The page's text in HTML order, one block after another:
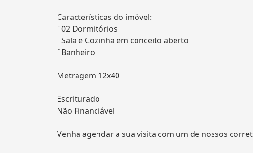
Características do imóvel:
¨02 Dormitórios
¨Sala e Cozinha em conceito aberto
¨Banheiro
Metragem 12x40
Escriturado
Não Financiável
Venha agendar a sua visita com um de nossos